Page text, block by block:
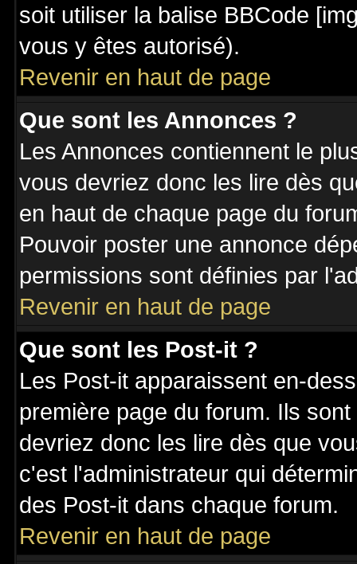
soit utiliser la balise BBCode
vous y êtes autorisé).
Revenir en haut de page
Que sont les Annonces ?
Les Annonces contiennent le
vous devriez donc les lire dès
en haut de chaque page du
Pouvoir poster une annonce
permissions sont définies par
Revenir en haut de page
Que sont les Post-it ?
Les Post-it apparaissent en-
première page du forum. Ils
devriez donc les lire dès que
c'est l'administrateur qui
des Post-it dans chaque forum.
Revenir en haut de page